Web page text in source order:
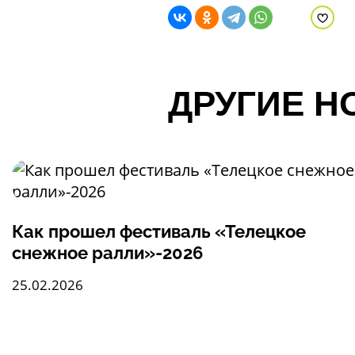
В
ДРУГИЕ
Как прошел фестиваль «Телецкое
снежное ралли»-2026
25.02.2026